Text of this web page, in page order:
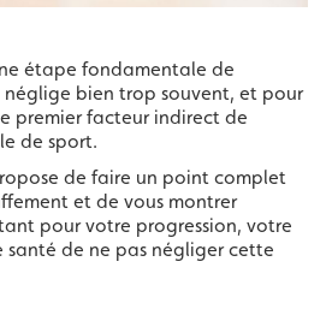
étape fondamentale de
néglige bien trop souvent, et pour
premier facteur indirect de
de sport.
de faire un point complet
et de vous montrer
pour votre progression, votre
de ne pas négliger cette